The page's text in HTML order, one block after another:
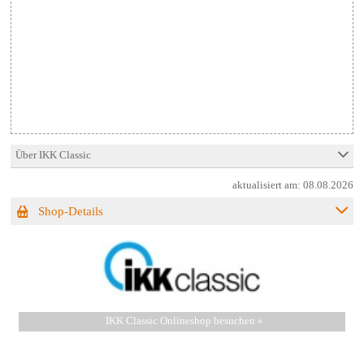
Über IKK Classic
aktualisiert am:08.08.2026
Shop-Details
IKK Classic Onlineshop besuchen »